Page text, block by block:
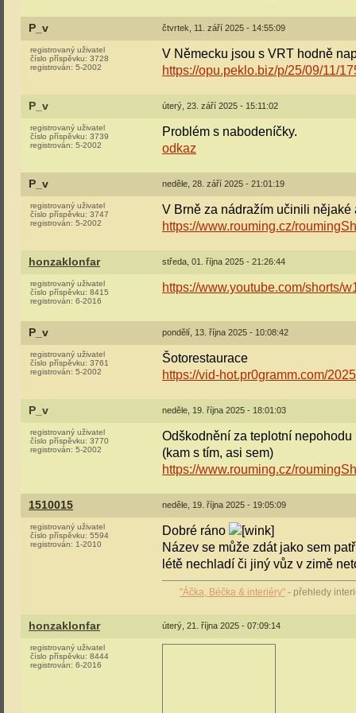
P_v čtvrtek, 11. září 2025 - 14:55:09
registrovaný uživatel
číslo příspěvku: 3728
registrován: 5-2002
V Německu jsou s VRT hodně
https://opu.peklo.biz/p/25/09/11/
P_v úterý, 23. září 2025 - 15:11:02
registrovaný uživatel
číslo příspěvku: 3739
registrován: 5-2002
Problém s nabodeníčky.
odkaz
P_v neděle, 28. září 2025 - 21:01:19
registrovaný uživatel
číslo příspěvku: 3747
registrován: 5-2002
V Brně za nádražím učinili nějaké
https://www.rouming.cz/
honzaklonfar středa, 01. října 2025 - 21:26:44
registrovaný uživatel
číslo příspěvku: 8415
registrován: 6-2016
https://www.youtube.com/shorts/
P_v pondělí, 13. října 2025 - 10:08:42
registrovaný uživatel
číslo příspěvku: 3761
registrován: 5-2002
Šotorestaurace
https://vid-hot.pr0gramm.com/
P_v neděle, 19. října 2025 - 18:01:03
registrovaný uživatel
číslo příspěvku: 3770
registrován: 5-2002
Odškodnění za teplotní nepohodu
(kam s tím, asi sem)
https://www.rouming.cz/
1510015 neděle, 19. října 2025 - 19:05:09
registrovaný uživatel
číslo příspěvku: 5594
registrován: 1-2010
Dobré ráno
Název se může zdát jako sem
létě nechladí či jiný vůz v zimě
"Áčka, Béčka & interiéry" - přehledy
honzaklonfar úterý, 21. října 2025 - 07:09:14
registrovaný uživatel
číslo příspěvku: 8444
registrován: 6-2016